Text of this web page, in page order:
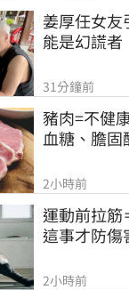
姜厚任女友
能是幻謊者
31分鐘前
豬肉=不健
血糖、膽固
2小時前
運動前拉筋
這事才防傷
2小時前